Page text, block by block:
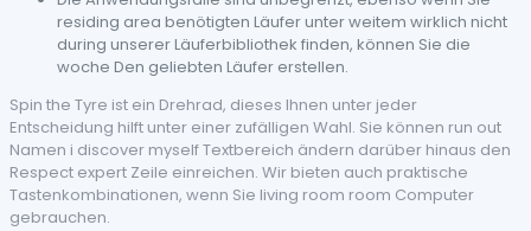
residing area benötigten Läufer unter weitem wirklich nicht
during unserer Läuferbibliothek finden, können Sie die
woche Den geliebten Läufer erstellen.
Spin the Tyre ist ein Drehrad, dieses Ihnen unter jeder
Entscheidung hilft unter einer zufälligen Wahl. Sie können run out
Namen i discover myself Textbereich ändern darüber hinaus den
Respect expert Zeile einreichen. Wir bieten auch praktische
Tastenkombinationen, wenn Sie living room room Computer
gebrauchen.